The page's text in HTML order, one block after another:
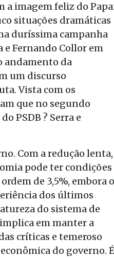
a imagem feliz do
situações dramáticas
duríssima campanha
e Fernando Collor em
andamento da
um discurso
Vista com os
que no segundo
PSDB ? Serra e
Com a redução lenta,
pode ter condições
de 3,5%, embora o
dos últimos
do sistema de
em manter a
críticas e temeroso
do governo. É